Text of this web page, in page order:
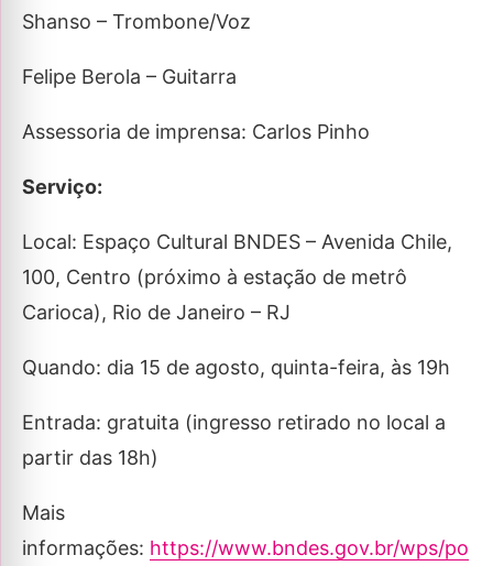
Shanso – Trombone/Voz
Felipe Berola – Guitarra
Assessoria de imprensa: Carlos Pinho
Serviço:
Local: Espaço Cultural BNDES – Avenida Chile,
100, Centro (próximo à estação de metrô
Carioca), Rio de Janeiro – RJ
Quando: dia 15 de agosto, quinta-feira, às 19h
Entrada: gratuita (ingresso retirado no local a
partir das 18h)
Mais
informações: https://www.bndes.gov.br/wps/po